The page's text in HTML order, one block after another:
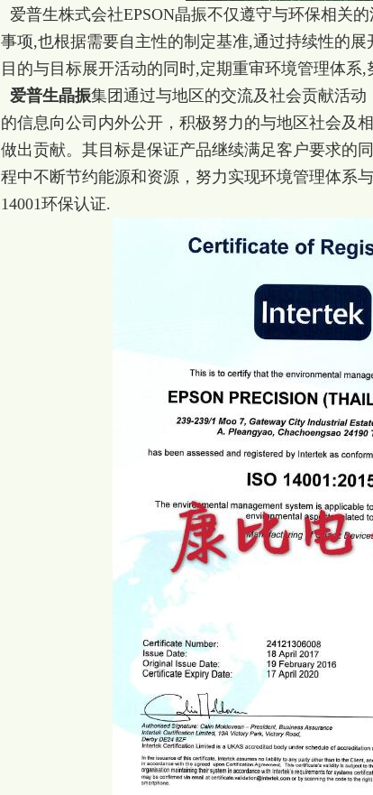
爱普生株式会社EPSON晶振不仅遵守与环保相关
事项,也根据需要自主性的制定基准,通过持续性的
目的与目标展开活动的同时,定期重审环境管理体系,
爱普生晶振集团通过与地区的交流及社会贡献活
的信息向公司内外公开，积极努力的与地区社会及
做出贡献。其目标是保证产品继续满足客户要求的
程中不断节约能源和资源，努力实现环境管理体系
14001环保认证.